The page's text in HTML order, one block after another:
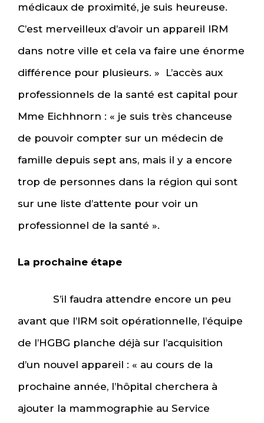
médicaux de proximité, je suis heureuse.
C’est merveilleux d’avoir un appareil IRM
dans notre ville et cela va faire une énorme
différence pour plusieurs. » L’accès aux
professionnels de la santé est capital pour
Mme Eichhnorn : « je suis très chanceuse
de pouvoir compter sur un médecin de
famille depuis sept ans, mais il y a encore
trop de personnes dans la région qui sont
sur une liste d’attente pour voir un
professionnel de la santé ».
La prochaine étape
S’il faudra attendre encore un peu
avant que l’IRM soit opérationnelle, l’équipe
de l’HGBG planche déjà sur l’acquisition
d’un nouvel appareil : « au cours de la
prochaine année, l’hôpital cherchera à
ajouter la mammographie au Service